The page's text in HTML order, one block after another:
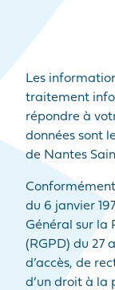
Les
traitement
répondre à
données sont
de Nantes
du 6 janvier
Général sur la
(RGPD) du 27
d’accès, de
d’un droit à la